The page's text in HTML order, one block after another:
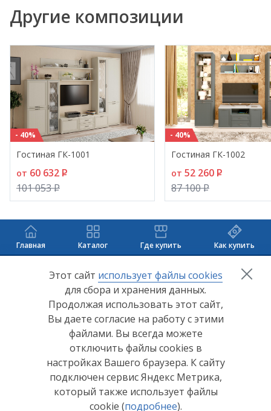
МДФ.
Внимание! Цвета, представленные на дисплее,
воспроизведены электронным способом. Они не
заменяют оригинальные цвета, так как на
восприятие цвета влияют, среди прочих, такие
факторы, как структура поверхности, освещение и
цвета отделки интерьера. Перед выбором
с мебелью в салонах наших представителей.
Другие композиции
- 40%
Гостиная ГК-1001
от 60 632 P
101 053P
- 40%
Гостиная ГК-1002
от 52 260 P
87 100P
Главная Каталог Где купить Как купить
+7 (8412) 65-33-00
info@lerom.ru
Согласие на обработку персональных данных
Политика конфиденциальности
Согласие на обработку персональных данных Яндекс
Этот сайт использует файлы cookies
для сбора и хранения данных.
Продолжая использовать этот сайт,
Вы даете согласие на работу с этими
файлами. Вы всегда можете
отключить файлы cookies в
настройках Вашего браузера. К сайту
подключен сервис Яндекс Метрика,
который также использует файлы
cookie (подробнее).